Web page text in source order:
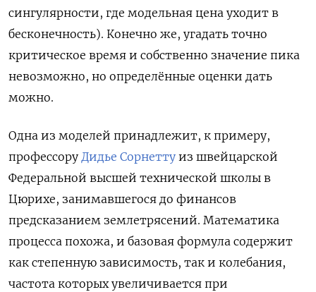
сингулярности, где модельная цена уходит в
бесконечность). Конечно же, угадать точно
критическое время и собственно значение пика
невозможно, но определённые оценки дать
можно.
Одна из моделей принадлежит, к примеру,
профессору Дидье Сорнетту из швейцарской
Федеральной высшей технической школы в
Цюрихе, занимавшегося до финансов
предсказанием землетрясений. Математика
процесса похожа, и базовая формула содержит
как степенную зависимость, так и колебания,
частота которых увеличивается при